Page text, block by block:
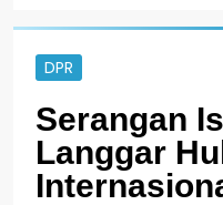
DPR
Serangan
Langgar